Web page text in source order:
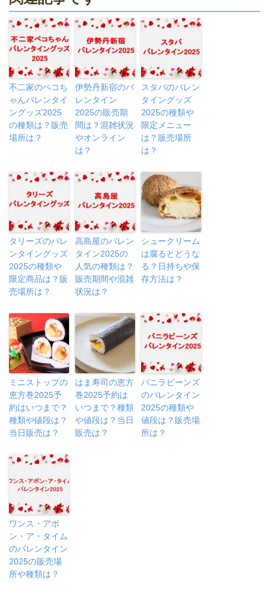
不二家のペコち
ゃんバレンタイ
ングッズ2025
の種類は？販売
場所は？
伊勢丹新宿のバ
レンタイン
2025の販売期
間は？混雑状況
やオンライン
は？
スタバのバレン
タイングッズ
2025の種類や
限定メニュー
は？販売場所
は？
タリーズのバレ
ンタイングッズ
2025の種類や
限定商品は？販
売場所は？
高島屋のバレン
タイン2025の
人気の種類は？
販売期間や混雑
状況は？
シュークリーム
は腐るとどうな
る？日持ちや保
存方法は？
ミニストップの
恵方巻2025予
約はいつまで？
種類や値段は？
当日販売は？
はま寿司の恵方
巻2025予約は
いつまで？種類
や値段は？当日
販売は？
バニラビーンズ
のバレンタイン
2025の種類や
値段は？販売場
所は？
ワンス・アポ
ン・ア・タイム
のバレンタイン
2025の販売場
所や種類は？